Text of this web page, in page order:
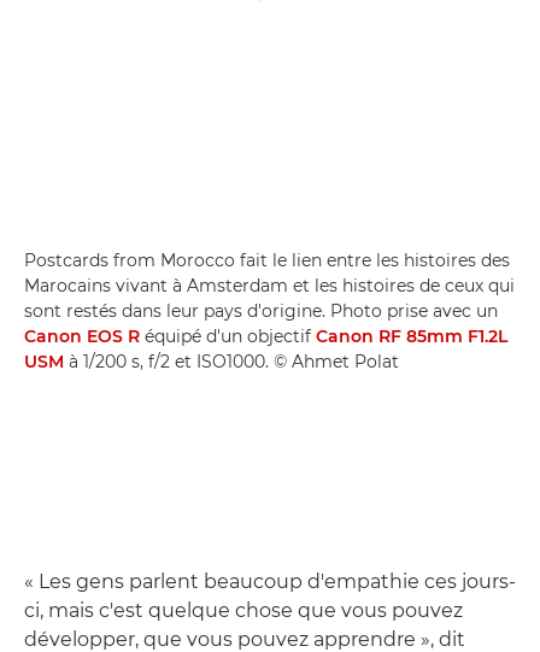
Postcards from Morocco fait le lien entre les histoires des
Marocains vivant à Amsterdam et les histoires de ceux qui
sont restés dans leur pays d'origine. Photo prise avec un
Canon EOS R équipé d'un objectif Canon RF 85mm F1.2L
USM à 1/200 s, f/2 et ISO1000. © Ahmet Polat
« Les gens parlent beaucoup d'empathie ces jours-
ci, mais c'est quelque chose que vous pouvez
développer, que vous pouvez apprendre », dit